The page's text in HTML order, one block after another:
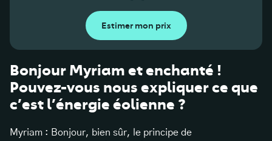
Estimer mon prix
Bonjour Myriam et enchanté !
Pouvez-vous nous expliquer ce que
c’est l’énergie éolienne ?
Myriam : Bonjour, bien sûr, le principe de